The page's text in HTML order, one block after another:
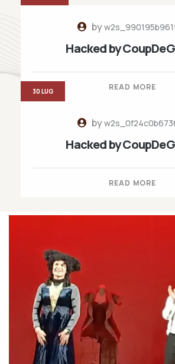
by
Hacked by
READ MORE
by
Hacked by
READ MORE
30 LUG